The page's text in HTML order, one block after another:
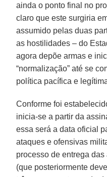
ainda o ponto final no
claro que este surgiria
assumido pelas duas
as hostilidades – do
agora depõe armas e
“normalização” até se
política pacífica e
Conforme foi
inicia-se a partir da
essa será a data oficial
ataques e ofensivas
processo de entrega das
(que posteriormente